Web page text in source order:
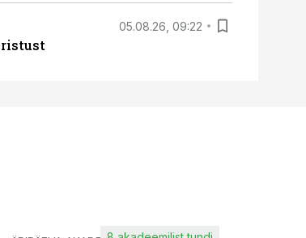
05.08.26, 09:22